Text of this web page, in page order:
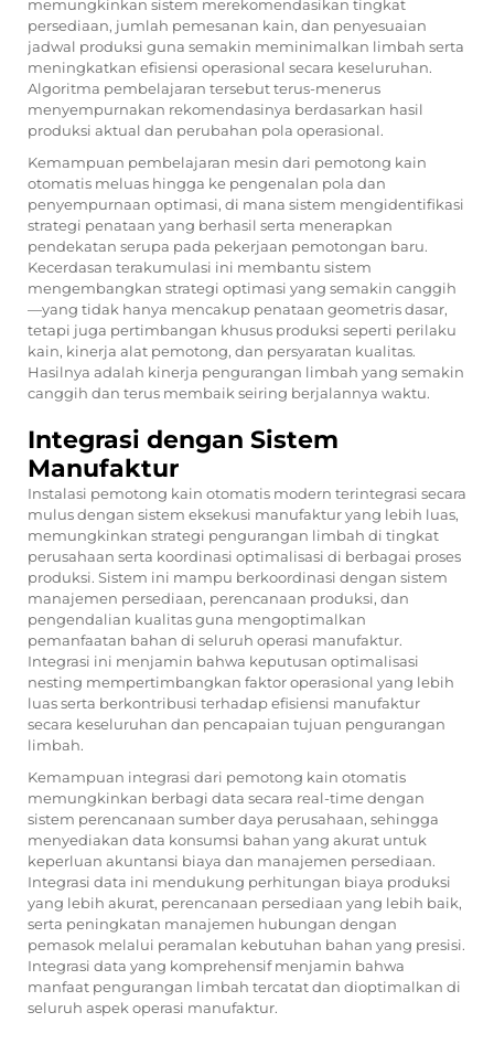
memungkinkan sistem merekomendasikan tingkat
persediaan, jumlah pemesanan kain, dan penyesuaian
jadwal produksi guna semakin meminimalkan limbah serta
meningkatkan efisiensi operasional secara keseluruhan.
Algoritma pembelajaran tersebut terus-menerus
menyempurnakan rekomendasinya berdasarkan hasil
produksi aktual dan perubahan pola operasional.
Kemampuan pembelajaran mesin dari pemotong kain
otomatis meluas hingga ke pengenalan pola dan
penyempurnaan optimasi, di mana sistem mengidentifikasi
strategi penataan yang berhasil serta menerapkan
pendekatan serupa pada pekerjaan pemotongan baru.
Kecerdasan terakumulasi ini membantu sistem
mengembangkan strategi optimasi yang semakin canggih
—yang tidak hanya mencakup penataan geometris dasar,
tetapi juga pertimbangan khusus produksi seperti perilaku
kain, kinerja alat pemotong, dan persyaratan kualitas.
Hasilnya adalah kinerja pengurangan limbah yang semakin
canggih dan terus membaik seiring berjalannya waktu.
Integrasi dengan Sistem
Manufaktur
Instalasi pemotong kain otomatis modern terintegrasi secara
mulus dengan sistem eksekusi manufaktur yang lebih luas,
memungkinkan strategi pengurangan limbah di tingkat
perusahaan serta koordinasi optimalisasi di berbagai proses
produksi. Sistem ini mampu berkoordinasi dengan sistem
manajemen persediaan, perencanaan produksi, dan
pengendalian kualitas guna mengoptimalkan
pemanfaatan bahan di seluruh operasi manufaktur.
Integrasi ini menjamin bahwa keputusan optimalisasi
nesting mempertimbangkan faktor operasional yang lebih
luas serta berkontribusi terhadap efisiensi manufaktur
secara keseluruhan dan pencapaian tujuan pengurangan
limbah.
Kemampuan integrasi dari pemotong kain otomatis
memungkinkan berbagi data secara real-time dengan
sistem perencanaan sumber daya perusahaan, sehingga
menyediakan data konsumsi bahan yang akurat untuk
keperluan akuntansi biaya dan manajemen persediaan.
Integrasi data ini mendukung perhitungan biaya produksi
yang lebih akurat, perencanaan persediaan yang lebih baik,
serta peningkatan manajemen hubungan dengan
pemasok melalui peramalan kebutuhan bahan yang presisi.
Integrasi data yang komprehensif menjamin bahwa
manfaat pengurangan limbah tercatat dan dioptimalkan di
seluruh aspek operasi manufaktur.